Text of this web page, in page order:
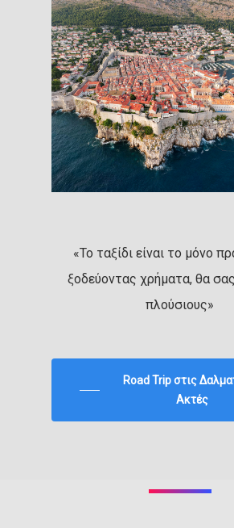
«Το ταξίδι είναι το μόνο
ξοδεύοντας χρήματα, θα
πλούσιους»
Road Trip στις
Ακτές